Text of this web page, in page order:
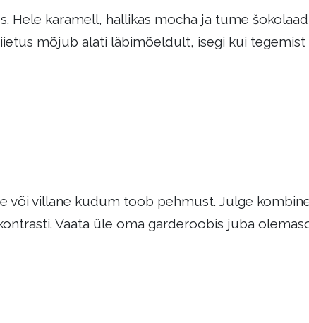
karamell, hallikas mocha ja tume
mõjub alati läbimõeldult, isegi kui tegemist
või villane kudum toob pehmust. Julge
Vaata üle oma garderoobis juba